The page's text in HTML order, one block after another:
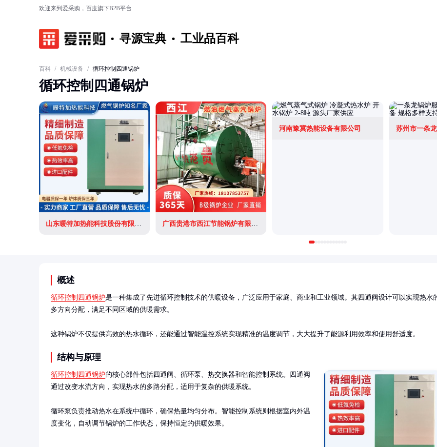
欢迎来到爱采购，百度旗下B2B平台
寻源宝典 工业品百科
百科 / 机械设备 / 循环控制四通锅炉
循环控制四通锅炉
山东暖特加热能科技股份有限公司 广西贵港市西江节能锅炉有限公司
河南豫冀热能设备有限公司 苏州市一条
概述
循环控制四通锅炉是一种集成了先进循环控制技术的供暖设备，广泛应用于家庭、商业和工业领域。其四通阀设计可以实现热水
多方向分配，满足不同区域的供暖需求。
这种锅炉不仅提供高效的热水循环，还能通过智能温控系统实现精准的温度调节，大大提升了能源利用效率和使用舒适度。
结构与原理
循环控制四通锅炉的核心部件包括四通阀、循环泵、热交换器和智能控制系统。四通阀
通过改变水流方向，实现热水的多路分配，适用于复杂的供暖系统。
循环泵负责推动热水在系统中循环，确保热量均匀分布。智能控制系统则根据室内外温
度变化，自动调节锅炉的工作状态，保持恒定的供暖效果。